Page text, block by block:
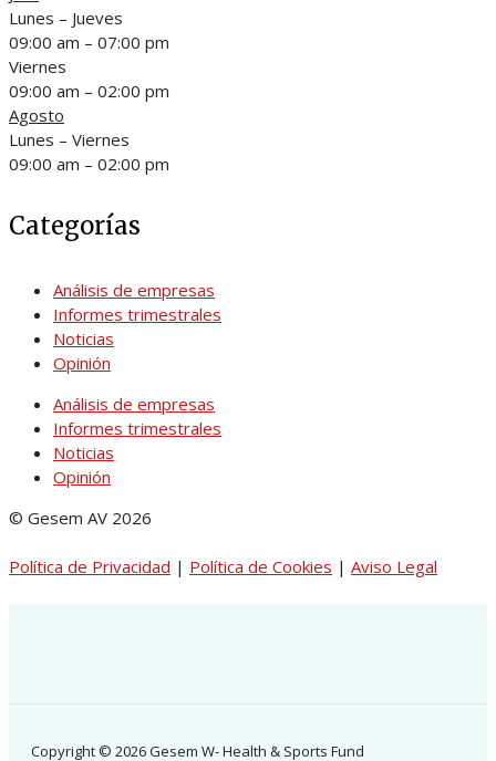
Lunes – Jueves
09:00 am – 07:00 pm
Viernes
09:00 am – 02:00 pm
Agosto
Lunes – Viernes
09:00 am – 02:00 pm
Categorías
Análisis de empresas
Informes trimestrales
Noticias
Opinión
Análisis de empresas
Informes trimestrales
Noticias
Opinión
© Gesem AV 2026
Política de Privacidad | Política de Cookies | Aviso Legal
Copyright © 2026 Gesem W- Health & Sports Fund